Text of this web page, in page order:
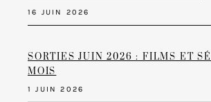
16 JUIN 2026
SORTIES JUIN 2026 : FILMS ET
MOIS
1 JUIN 2026